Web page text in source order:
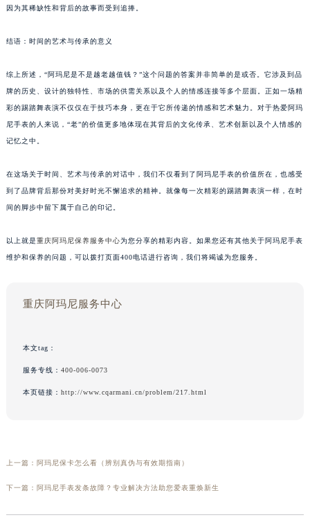
因为其稀缺性和背后的故事而受到追捧。
结语：时间的艺术与传承的意义
综上所述，“阿玛尼是不是越老越值钱？”这个问题的答案并非简单的是或否。它涉及到品
牌的历史、设计的独特性、市场的供需关系以及个人的情感连接等多个层面。正如一场精
彩的踢踏舞表演不仅仅在于技巧本身，更在于它所传递的情感和艺术魅力。对于热爱阿玛
尼手表的人来说，“老”的价值更多地体现在其背后的文化传承、艺术创新以及个人情感的
记忆之中。
在这场关于时间、艺术与传承的对话中，我们不仅看到了阿玛尼手表的价值所在，也感受
到了品牌背后那份对美好时光不懈追求的精神。就像每一次精彩的踢踏舞表演一样，在时
间的脚步中留下属于自己的印记。
以上就是重庆阿玛尼保养服务中心为您分享的精彩内容。如果您还有其他关于阿玛尼手表
维护和保养的问题，可以拨打页面400电话进行咨询，我们将竭诚为您服务。
重庆阿玛尼服务中心
本文tag：
服务专线： 400-006-0073
本页链接： http://www.cqarmani.cn/problem/217.html
上一篇： 阿玛尼保卡怎么看（辨别真伪与有效期指南）
下一篇： 阿玛尼手表发条故障？专业解决方法助您爱表重焕新生